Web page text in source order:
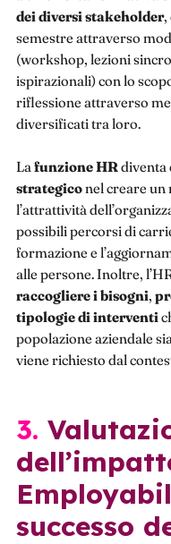
dei diversi stakeholder,
semestre attraverso
(workshop, lezioni
ispirazionali) con lo
riflessione attraverso
diversificati tra loro.
La funzione HR diventa
strategiconel creare un
l’attrattività
possibili percorsi di
formazione e
alle persone. Inoltre,
raccogliere i bisogni,
tipologie di interventi
popolazione aziendale
viene richiesto dal
3. Valutazione
successo